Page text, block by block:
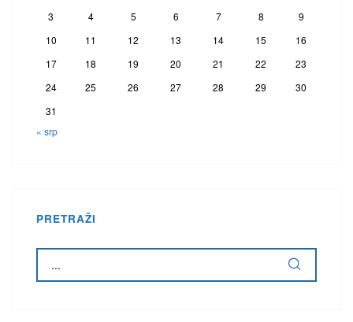
3
4 5 6 7 8
9
10
11 12 13 14 15
16
17
18 19 20 21 22
23
24
25 26 27 28 29
30
31
« srp
PRETRAŽI